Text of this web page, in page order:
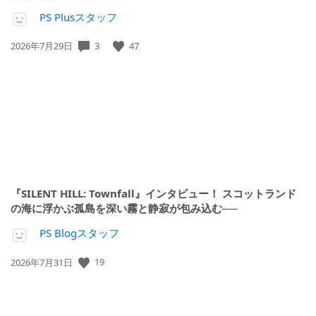
PS Plusスタッフ
公
2026年7月29日 3 47
『SILENT HILL: Townfall』インタビュー！ スコットランド
の海に浮かぶ孤島を深い霧と静寂が包み込む──
PS Blogスタッフ
公
2026年7月31日 19